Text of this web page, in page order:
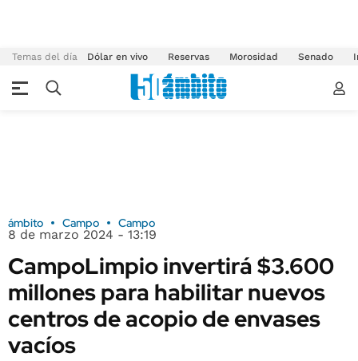
Temas del día Dólar en vivo Reservas Morosidad Senado
ámbito Campo Campo
8 de marzo 2024 - 13:19
CampoLimpio invertirá $3.600
millones para habilitar nuevos
centros de acopio de envases
vacíos